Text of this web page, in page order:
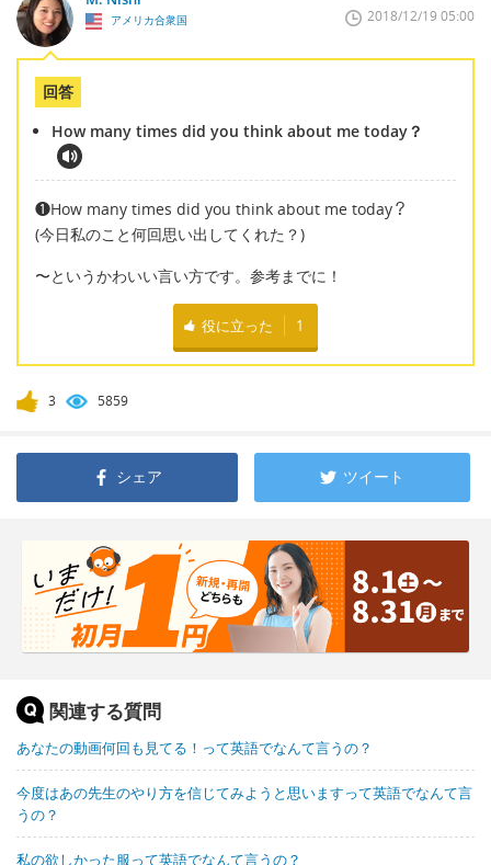
アメリカ合衆国 2018/12/19 05:00
回答
How many times did you think about me today？
❶How many times did you think about me today？
(今日私のこと何回思い出してくれた？)
〜というかわいい言い方です。参考までに！
役に立った 1
3 5859
シェア ツイート
関連する質問
あなたの動画何回も見てる！って英語でなんて言うの？
今度はあの先生のやり方を信じてみようと思いますって英語でなんて言
うの？
私の欲しかった服って英語でなんて言うの？